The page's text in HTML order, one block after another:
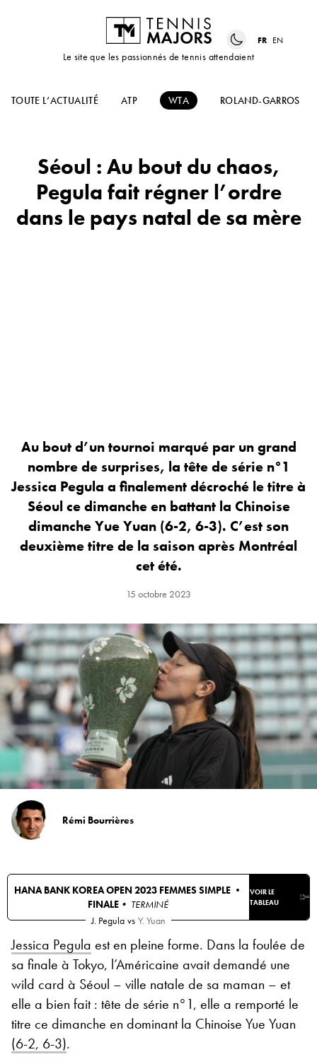
Le site que les passionnés de tennis attendaient
FR EN
TOUTE L’ACTUALITÉ ATP WTA ROLAND-GARROS
Séoul : Au bout du chaos,
Pegula fait régner l’ordre
dans le pays natal de sa mère
Au bout d’un tournoi marqué par un grand
nombre de surprises, la tête de série n°1
Jessica Pegula a finalement décroché le titre à
Séoul ce dimanche en battant la Chinoise
dimanche Yue Yuan (6-2, 6-3). C’est son
deuxième titre de la saison après Montréal
cet été.
15 octobre 2023
Rémi Bourrières
HANA BANK KOREA OPEN 2023 FEMMES SIMPLE •
FINALE • TERMINÉ
VOIR LE
TABLEAU
J. Pegula vs Y. Yuan
Jessica Pegula est en pleine forme. Dans la foulée de
sa finale à Tokyo, l’Américaine avait demandé une
wild card à Séoul – ville natale de sa maman – et
elle a bien fait : tête de série n°1, elle a remporté le
titre ce dimanche en dominant la Chinoise Yue Yuan
(6-2, 6-3).